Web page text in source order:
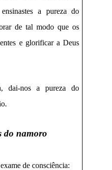
a pureza do
de tal modo que os
e glorificar a Deus
dai-nos a pureza do
do namoro
de consciência: